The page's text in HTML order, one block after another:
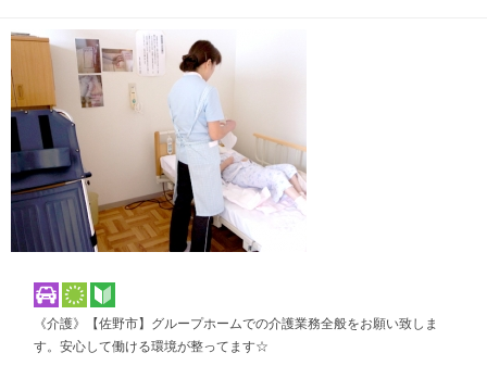
《介護》【佐野市】グループホームでの介護業務全般をお願い致しま
す。安心して働ける環境が整ってます☆